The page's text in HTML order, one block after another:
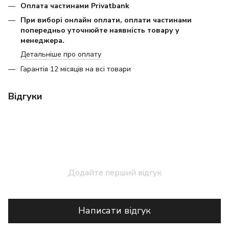
Оплата частинами Privatbank
При виборі онлайн оплати, оплати частинами
попередньо уточнюйте наявність товару у
менеджера.
Детальніше про оплату
Гарантія 12 місяців на всі товари
Відгуки
Додайте перший відгук
Написати відгук